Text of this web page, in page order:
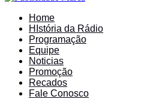
Home
HIstória da Rádio
Programação
Equipe
Noticias
Promoção
Recados
Fale Conosco